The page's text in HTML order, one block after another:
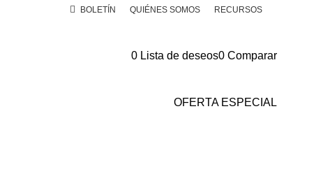
BOLETÍN QUIÉNES SOMOS RECURSOS
0 Lista de deseos0 Comparar
OFERTA ESPECIAL